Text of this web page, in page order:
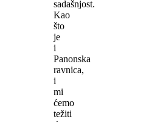
sadašnjost.
Kao
što
je
i
Panonska
ravnica,
i
mi
ćemo
težiti